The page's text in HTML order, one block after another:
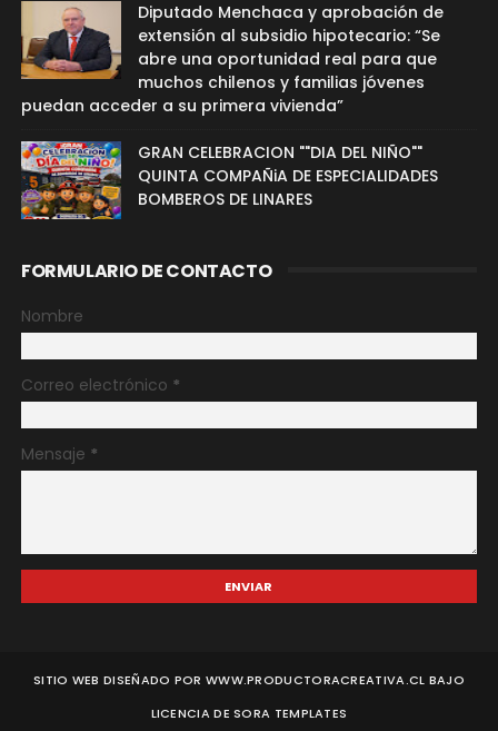
Diputado Menchaca y aprobación de
extensión al subsidio hipotecario: “Se
abre una oportunidad real para que
muchos chilenos y familias jóvenes
puedan acceder a su primera vivienda”
GRAN CELEBRACION ""DIA DEL NIÑO""
QUINTA COMPAÑiA DE ESPECIALIDADES
BOMBEROS DE LINARES
FORMULARIO DE CONTACTO
Nombre
Correo electrónico *
Mensaje *
SITIO WEB DISEÑADO POR WWW.PRODUCTORACREATIVA.CL BAJO
LICENCIA DESORA TEMPLATES